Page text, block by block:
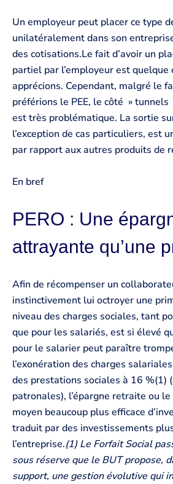
Un employeur peut placer ce type
unilatéralement dans son
des cotisations.Le fait d’avoir un
partiel par l’employeur est quelque
apprécions. Cependant, malgré le
préférions le PEE, le côté » tunnels
est très problématique. La sortie
l’exception de cas particuliers, est
par rapport aux autres produits de
En bref
PERO : Une
attrayante qu’une
Afin de récompenser un
instinctivement lui octroyer une
niveau des charges sociales, tant
que pour les salariés, est si élevé
pour le salarier peut paraître
l’exonération des charges
des prestations sociales à 16 %(1)
patronales), l’épargne retraite ou
moyen beaucoup plus efficace
traduit par des investissements
l’entreprise.(1) Le Forfait Social
sous réserve que le BUT propose,
support, une gestion évolutive qui